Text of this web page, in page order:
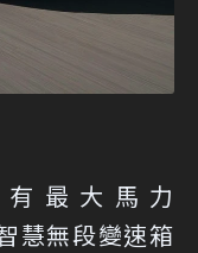
最大馬力
慧無段變速箱